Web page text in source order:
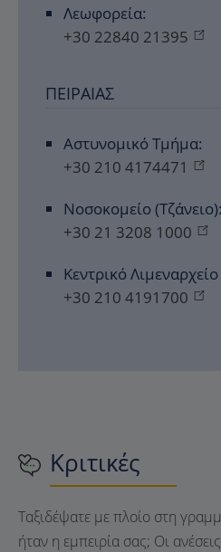
Λεωφορεία:
+30 22840 21395
ΠΕΙΡΑΙΆΣ
Αστυνομικό Τμήμα:
+30 210 4174471
Νοσοκομείο (Τζάνειο):
+30 21 3208 1000
Κεντρικό
+30 210 4191700
Κριτικές
Ταξιδέψατε με πλοίο στη
ήταν η εμπειρία σας; Οι